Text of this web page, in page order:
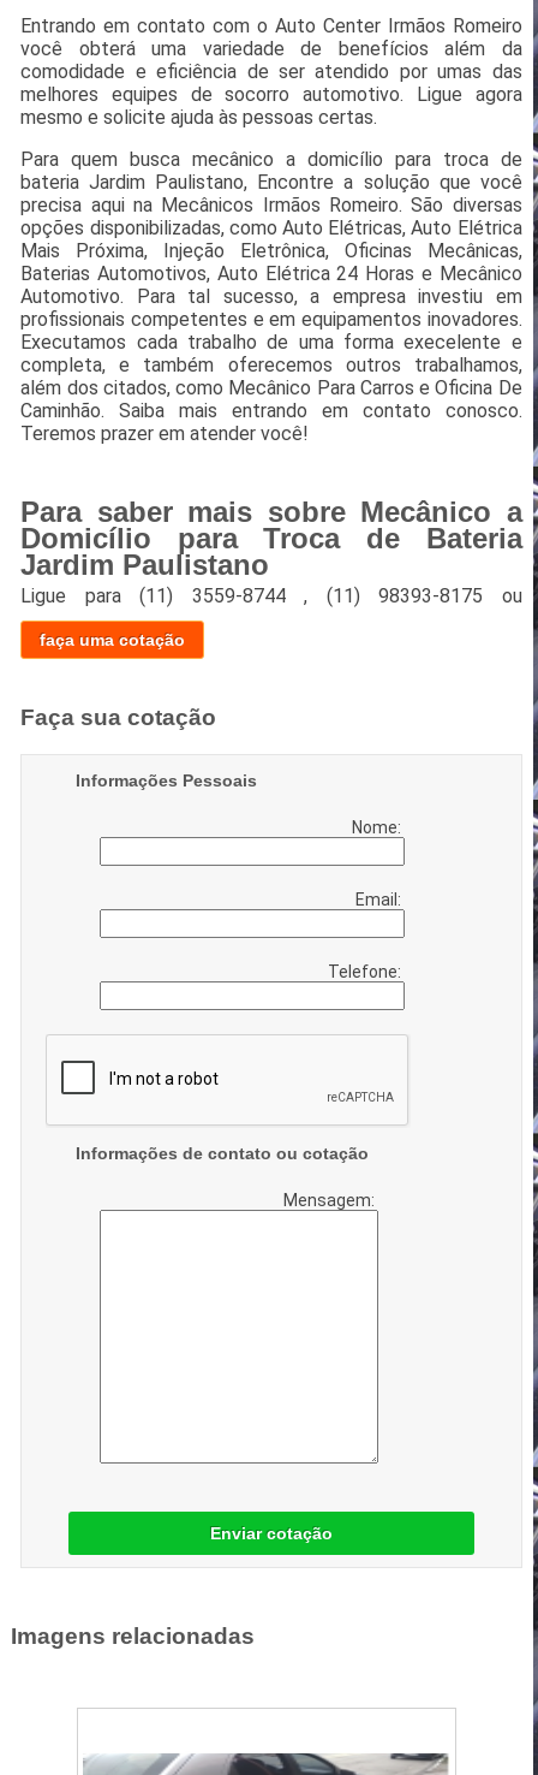
Entrando em contato com o Auto Center Irmãos Romeiro
você obterá uma variedade de benefícios além da
comodidade e eficiência de ser atendido por umas das
melhores equipes de socorro automotivo. Ligue agora
mesmo e solicite ajuda às pessoas certas.
Para quem busca mecânico a domicílio para troca de
bateria Jardim Paulistano, Encontre a solução que você
precisa aqui na Mecânicos Irmãos Romeiro. São diversas
opções disponibilizadas, como Auto Elétricas, Auto Elétrica
Mais Próxima, Injeção Eletrônica, Oficinas Mecânicas,
Baterias Automotivos, Auto Elétrica 24 Horas e Mecânico
Automotivo. Para tal sucesso, a empresa investiu em
profissionais competentes e em equipamentos inovadores.
Executamos cada trabalho de uma forma execelente e
completa, e também oferecemos outros trabalhamos,
além dos citados, como Mecânico Para Carros e Oficina De
Caminhão. Saiba mais entrando em contato conosco.
Teremos prazer em atender você!
Para saber mais sobre Mecânico a
Domicílio para Troca de Bateria
Jardim Paulistano
Ligue para(11) 3559-8744 , (11) 98393-8175 ou
faça uma cotação
Faça sua cotação
Informações Pessoais
Nome:
Email:
Telefone:
Informações de contato ou cotação
Mensagem:
Enviar cotação
Imagens relacionadas